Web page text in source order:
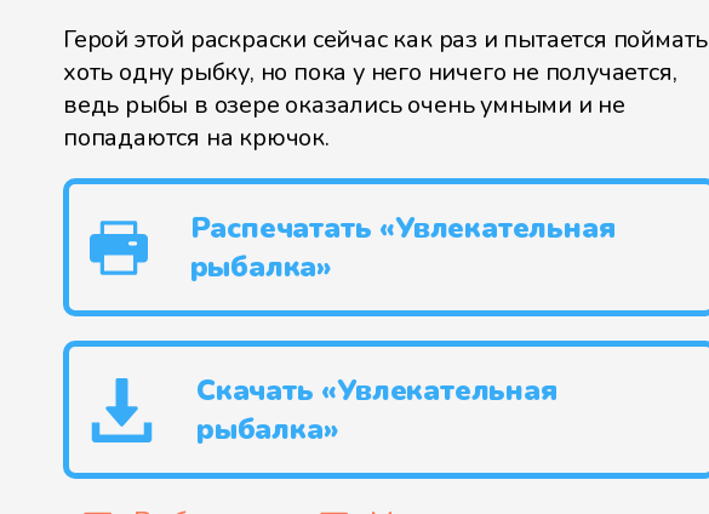
Герой этой раскраски сейчас как раз и пытается поймать
хоть одну рыбку, но пока у него ничего не получается,
ведь рыбы в озере оказались очень умными и не
попадаются на крючок.
Распечатать «Увлекательная
рыбалка»
Скачать «Увлекательная
рыбалка»